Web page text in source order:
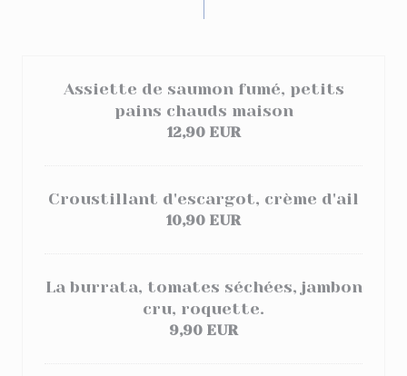
Assiette de saumon fumé, petits
pains chauds maison
12,90 EUR
Croustillant d'escargot, crème d'ail
10,90 EUR
La burrata, tomates séchées, jambon
cru, roquette.
9,90 EUR